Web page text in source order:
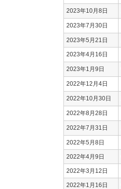
2023年10月8日
2023年7月30日
2023年5月21日
2023年4月16日
2023年1月9日
2022年12月4日
2022年10月30日
2022年8月28日
2022年7月31日
2022年5月8日
2022年4月9日
2022年3月12日
2022年1月16日